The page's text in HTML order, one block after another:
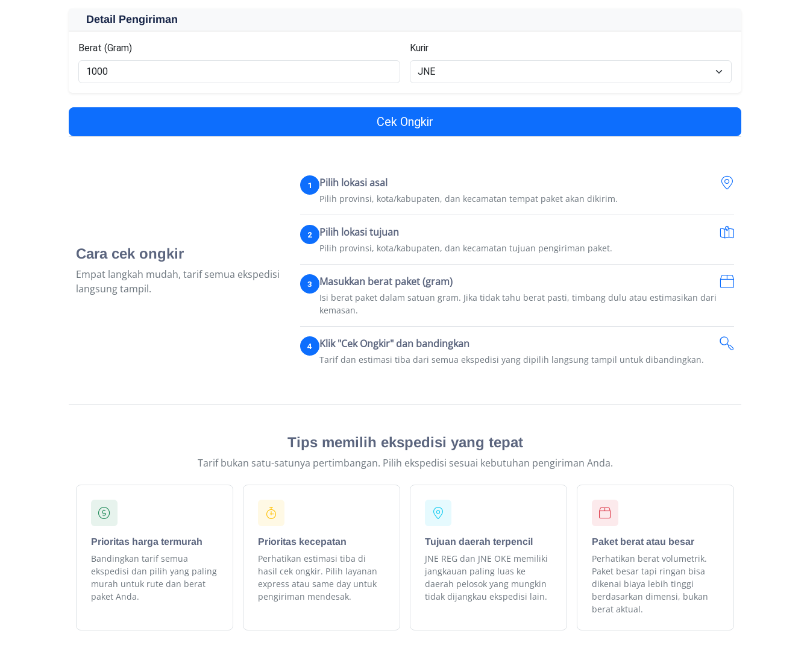
Detail Pengiriman
Berat (Gram) Kurir
Cek Ongkir
Cara cek ongkir
Empat langkah mudah, tarif semua ekspedisi
langsung tampil.
1 Pilih lokasi asal
Pilih provinsi, kota/kabupaten, dan kecamatan tempat paket akan dikirim.
2 Pilih lokasi tujuan
Pilih provinsi, kota/kabupaten, dan kecamatan tujuan pengiriman paket.
3 Masukkan berat paket (gram)
Isi berat paket dalam satuan gram. Jika tidak tahu berat pasti, timbang dulu atau estimasikan dari
kemasan.
4 Klik "Cek Ongkir" dan bandingkan
Tarif dan estimasi tiba dari semua ekspedisi yang dipilih langsung tampil untuk dibandingkan.
Tips memilih ekspedisi yang tepat
Tarif bukan satu-satunya pertimbangan. Pilih ekspedisi sesuai kebutuhan pengiriman Anda.
Prioritas harga termurah
Bandingkan tarif semua
ekspedisi dan pilih yang paling
murah untuk rute dan berat
paket Anda.
Prioritas kecepatan
Perhatikan estimasi tiba di
hasil cek ongkir. Pilih layanan
express atau same day untuk
pengiriman mendesak.
Tujuan daerah terpencil
JNE REG dan JNE OKE memiliki
jangkauan paling luas ke
daerah pelosok yang mungkin
tidak dijangkau ekspedisi lain.
Paket berat atau besar
Perhatikan berat volumetrik.
Paket besar tapi ringan bisa
dikenai biaya lebih tinggi
berdasarkan dimensi, bukan
berat aktual.